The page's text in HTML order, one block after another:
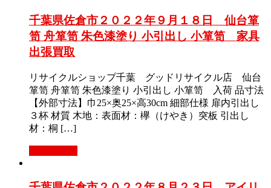
千葉県佐倉市２０２２年９月１８日 仙台箪
笥 舟箪笥 朱色漆塗り 小引出し 小箪笥 家具
出張買取
リサイクルショップ千葉 グッドリサイクル店 仙台
箪笥 舟箪笥 朱色漆塗り 小引出し 小箪笥 入荷 品寸法
【外部寸法】巾25×奥25×高30cm 細部仕様 扉内引出し
３杯 材質 木地：表面材：欅（けやき）突板 引出し
材：桐 […]